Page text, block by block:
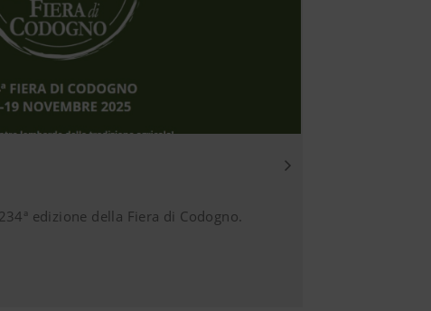
utilizziamo tecnologie web
e visualizzati in base al vostro
di privacy
sui
potete trovare
sui
edizione della Fiera di Codogno.